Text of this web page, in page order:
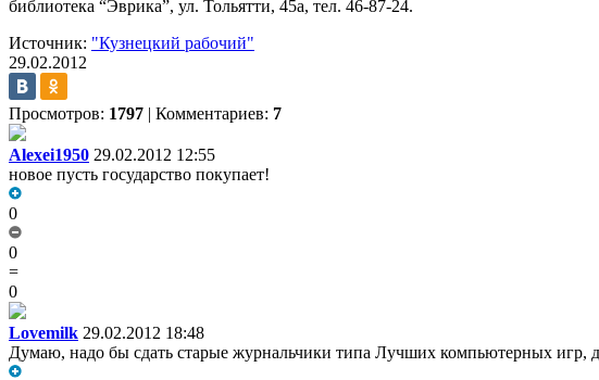
библиотека “Эврика”, ул. Тольятти, 45а, тел. 46-87-24.
Источник: "Кузнецкий рабочий"
29.02.2012
Просмотров: 1797 | Комментариев: 7
Alexei1950 29.02.2012 12:55
новое пусть государство покупает!
0
0
=
0
Lovemilk 29.02.2012 18:48
Думаю, надо бы сдать старые журнальчики типа Лучших компьютерных игр,